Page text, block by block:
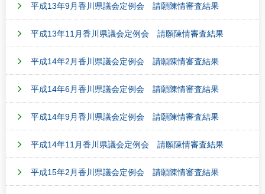
平成13年9月香川県議会定例会 請願陳情審査結果
平成13年11月香川県議会定例会 請願陳情審査結果
平成14年2月香川県議会定例会 請願陳情審査結果
平成14年6月香川県議会定例会 請願陳情審査結果
平成14年9月香川県議会定例会 請願陳情審査結果
平成14年11月香川県議会定例会 請願陳情審査結果
平成15年2月香川県議会定例会 請願陳情審査結果